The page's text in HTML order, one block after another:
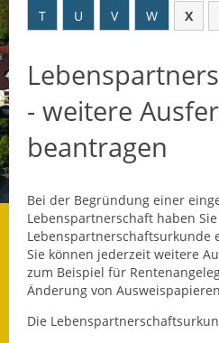
T
U V W X
- weitere
beantragen
Bei der Begründung einer
Lebenspartnerschaft haben
Lebenspartnerschaftsurkunde
Sie können jederzeit weitere
zum Beispiel für
Änderung von Ausweispapieren
Die